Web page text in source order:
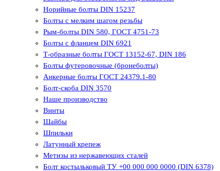
Норийные болты DIN 15237
Болты с мелким шагом резьбы
Рым-болты DIN 580, ГОСТ 4751-73
Болты с фланцем DIN 6921
Т-образные болты ГОСТ 13152-67, DIN 186
Болты футеровочные (бронеболты)
Анкерные болты ГОСТ 24379.1-80
Болт-скоба DIN 3570
Наше производство
Винты
Шайбы
Шпильки
Латунный крепеж
Метизы из нержавеющих сталей
Болт костыльковый ТУ +00 000 000 0000 (DIN 6378)